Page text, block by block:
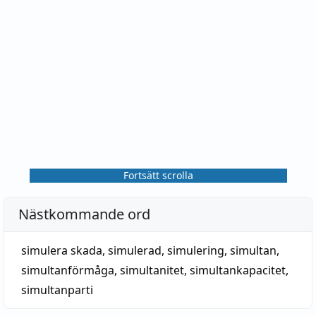
Fortsätt scrolla
Nästkommande ord
simulera skada, simulerad, simulering, simultan,
simultanförmåga, simultanitet, simultankapacitet,
simultanparti